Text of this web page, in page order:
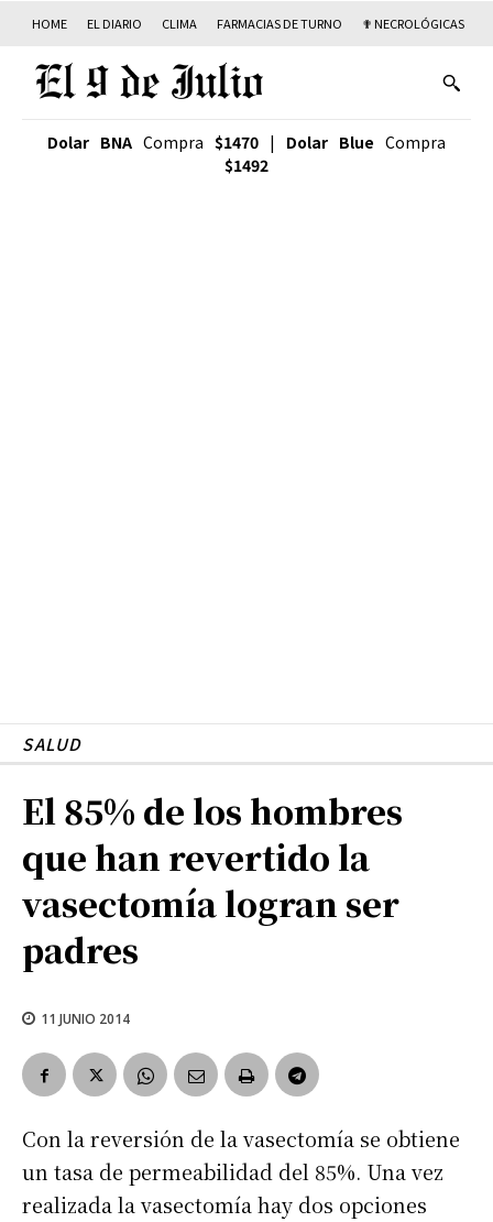
HOME EL DIARIO CLIMA FARMACIAS DE TURNO ✟ NECROLÓGICAS
Dolar BNA Compra $1470 | Dolar Blue Compra
$1492
SALUD
El 85% de los hombres
que han revertido la
vasectomía logran ser
padres
11 JUNIO 2014
Con la reversión de la vasectomía se obtiene
un tasa de permeabilidad del 85%. Una vez
realizada la vasectomía hay dos opciones